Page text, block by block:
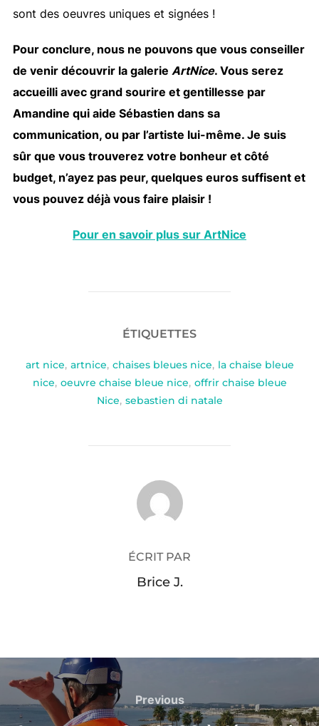
sont des oeuvres uniques et signées !
Pour conclure, nous ne pouvons que vous conseiller
de venir découvrir la galerie ArtNice. Vous serez
accueilli avec grand sourire et gentillesse par
Amandine qui aide Sébastien dans sa
communication, ou par l’artiste lui-même. Je suis
sûr que vous trouverez votre bonheur et côté
budget, n’ayez pas peur, quelques euros suffisent et
vous pouvez déjà vous faire plaisir !
Pour en savoir plus sur ArtNice
ÉTIQUETTES
art nice, artnice, chaises bleues nice, la chaise bleue
nice, oeuvre chaise bleue nice, offrir chaise bleue
Nice, sebastien di natale
AUTEUR DE LA PUBLICATION
ÉCRIT PAR
Brice J.
Navigation
de
Previous
Previous